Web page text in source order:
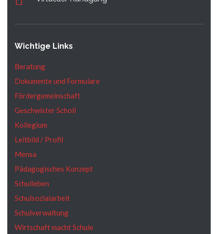
Wichtige Links
Beratung
Dokumente und Formulare
Fördergemeinschaft
Geschwister Scholl
Kollegium
Leitbild / Profil
Mensa
Pädagogisches Konzept
Schulleben
Schulsozialarbeit
Schulverwaltung
Wirtschaft macht Schule